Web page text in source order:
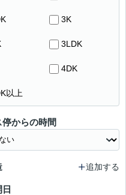
3K
3LDK
4DK
以上
からの時間
追加する